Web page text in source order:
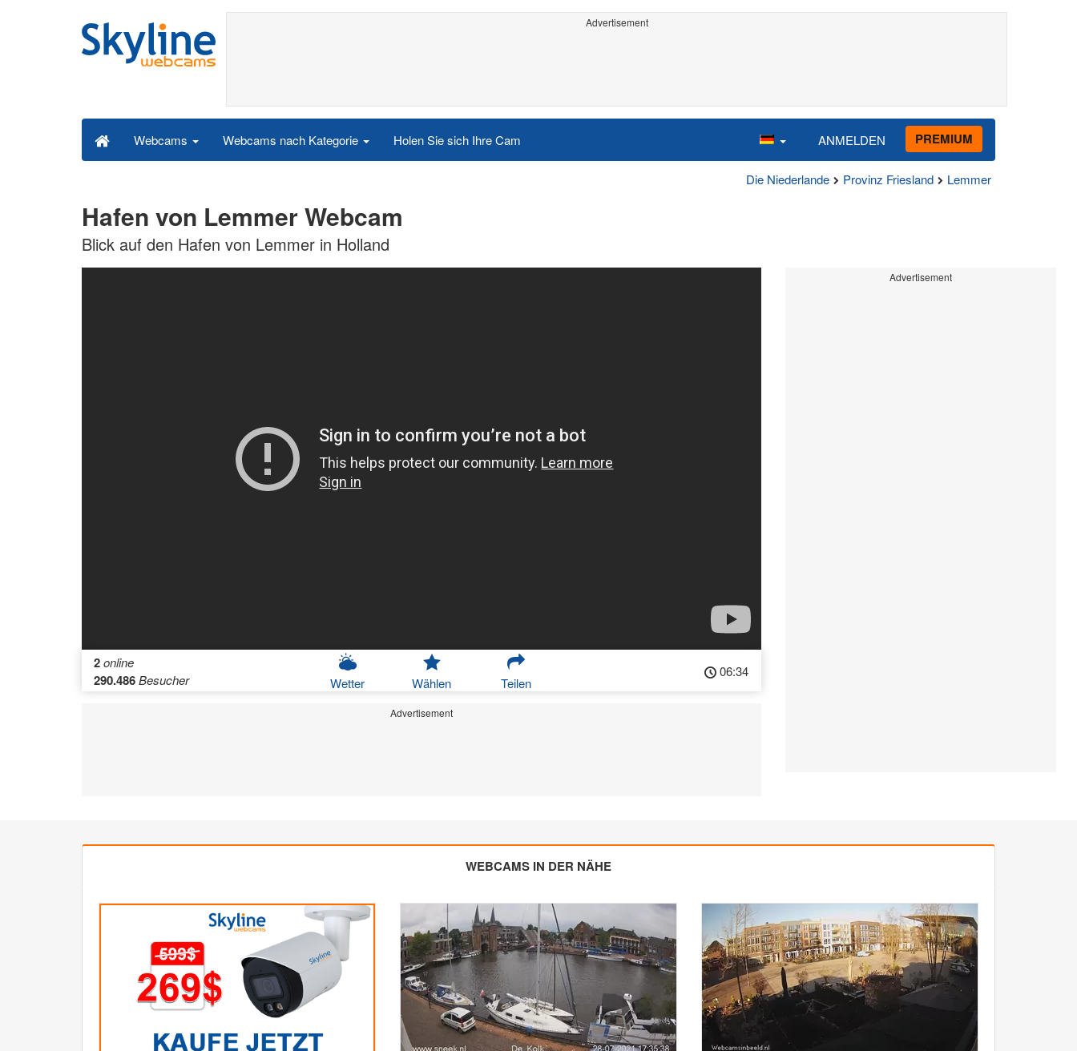
Advertisement
Webcams Webcams nach Kategorie Holen Sie sich Ihre Cam ANMELDEN PREMIUM
Die Niederlande Provinz Friesland Lemmer
Hafen von Lemmer Webcam
Blick auf den Hafen von Lemmer in Holland
2online
290.486Besucher Wetter Wählen Teilen
06:34
Advertisement
Advertisement
WEBCAMS IN DER NÄHE